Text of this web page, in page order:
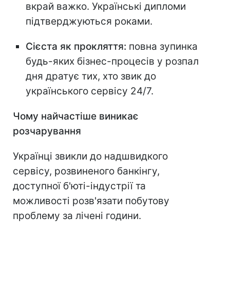
вкрай важко. Українські дипломи
підтверджуються роками.
Сієста як прокляття: повна зупинка
будь-яких бізнес-процесів у розпал
дня дратує тих, хто звик до
українського сервісу 24/7.
Чому найчастіше виникає
розчарування
Українці звикли до надшвидкого
сервісу, розвиненого банкінгу,
доступної б'юті-індустрії та
можливості розв'язати побутову
проблему за лічені години.